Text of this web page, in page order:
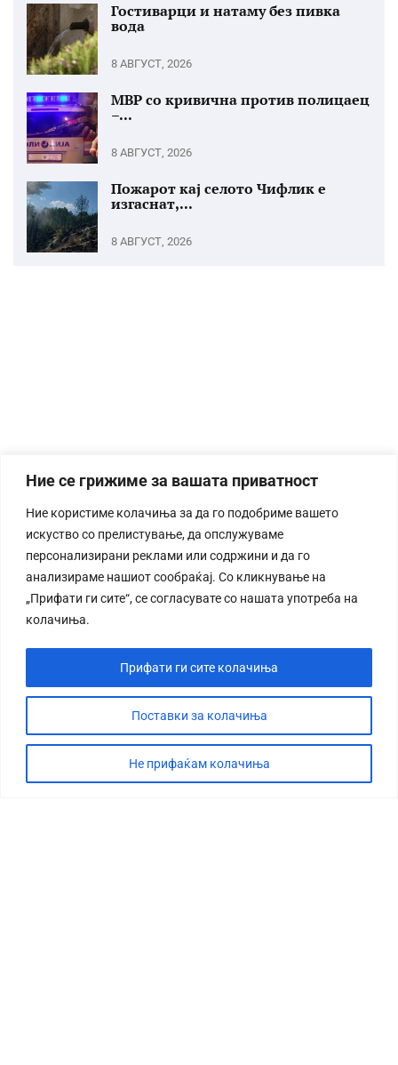
Ние се грижиме за вашата приватност
Ние користиме колачиња за да го подобриме вашето
искуство со прелистување, да опслужуваме
персонализирани реклами или содржини и да го
анализираме нашиот сообраќај. Со кликнување на
„Прифати ги сите“, се согласувате со нашата употреба на
колачиња.
Поставки за колачиња
Не прифаќам колачиња
Прифати ги сите колачиња
Гостиварци и натаму без пивка
вода
8 АВГУСТ, 2026
МВР со кривична против полицаец
–...
8 АВГУСТ, 2026
Пожарот кај селото Чифлик е
изгаснат,...
8 АВГУСТ, 2026